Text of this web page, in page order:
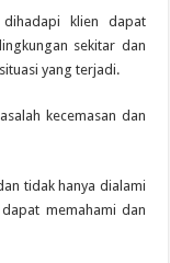
klien dapat
sekitar dan
yang terjadi.
kecemasan dan
tidak hanya dialami
memahami dan